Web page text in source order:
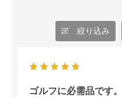
絞り込み
ゴルフに必需品です。